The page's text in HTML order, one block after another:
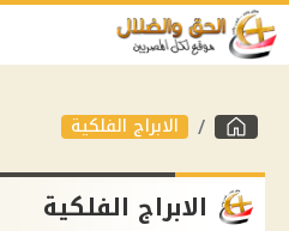
الابراج الفلكية
الابراج الفلكية